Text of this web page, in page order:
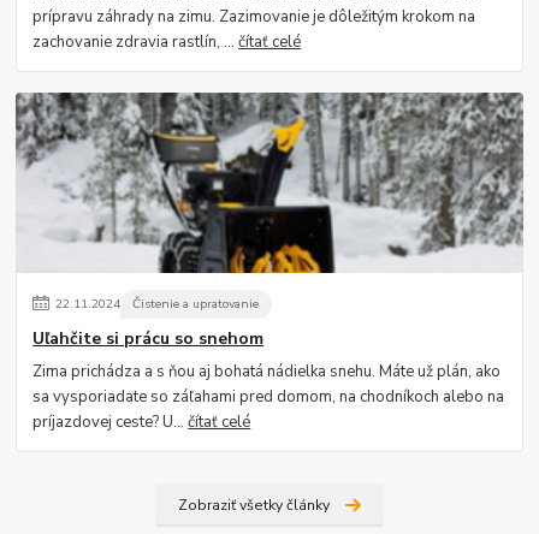
prípravu záhrady na zimu. Zazimovanie je dôležitým krokom na
zachovanie zdravia rastlín, ...čítať celé
22.11.2024 Čistenie a upratovanie
Uľahčite si prácu so snehom
Zima prichádza a s ňou aj bohatá nádielka snehu. Máte už plán, ako
sa vysporiadate so záľahami pred domom, na chodníkoch alebo na
príjazdovej ceste? U...čítať celé
Zobraziť všetky články